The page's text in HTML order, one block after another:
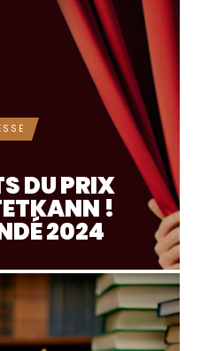
DU PRIX
!
2024